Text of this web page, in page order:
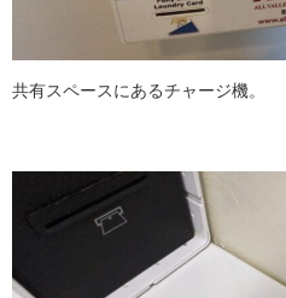
共有スペースにあるチャージ機。